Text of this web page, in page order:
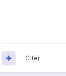
Citer